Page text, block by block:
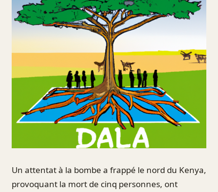
Un attentat à la bombe a frappé le nord du Kenya,
provoquant la mort de cinq personnes, ont